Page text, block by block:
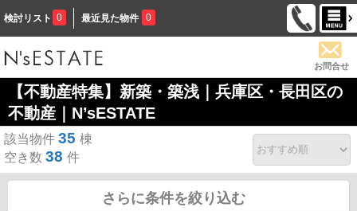
検討リスト 0 最近見た物件 0
お問合せ
【不動産特集】新築・築浅｜兵庫区・長田区の
不動産｜N’sESTATE
該当物件 35 棟
空き数 38 件
さらに条件を絞り込む